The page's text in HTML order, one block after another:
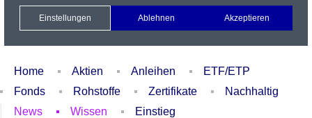
Xetra Realtime
Watchlist Portfolio Login
Home Aktien Anleihen
ETF/ETP
Fonds
Rohstoffe Zertifikate
Nachhaltig
News
Wissen Einstieg
Einstellungen Ablehnen Akzeptieren